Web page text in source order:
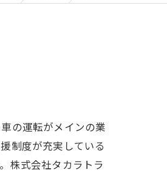
の運転がメインの業
制度が充実している
株式会社タカラトラ